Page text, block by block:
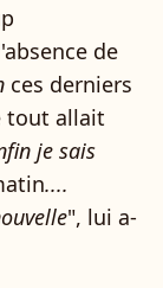
de
ces derniers
tout allait
je sais
....
", lui a-